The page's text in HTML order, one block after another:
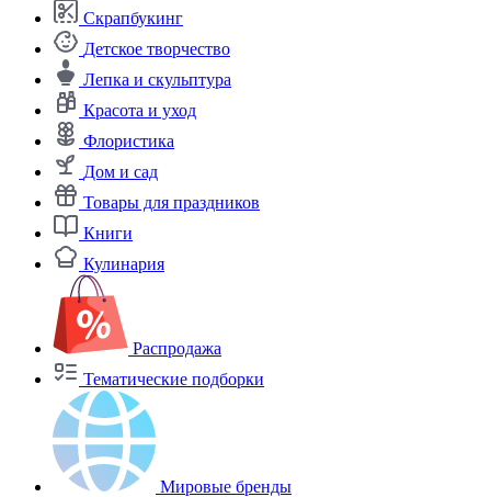
Скрапбукинг
Детское творчество
Лепка и скульптура
Красота и уход
Флористика
Дом и сад
Товары для праздников
Книги
Кулинария
Распродажа
Тематические подборки
Мировые бренды